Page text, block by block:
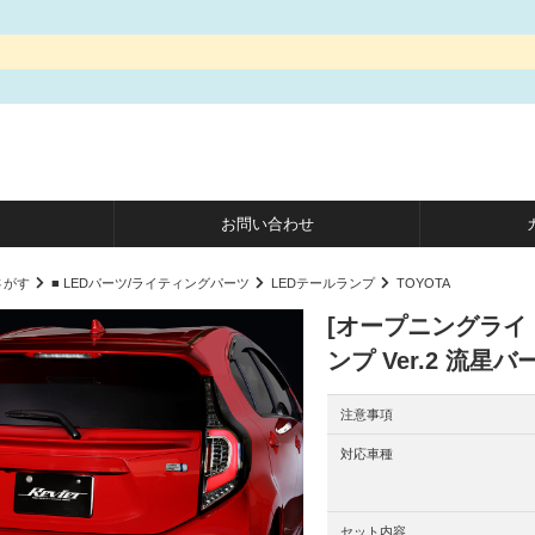
お問い合わせ
がす ■ LEDパーツ/ライティングパーツ LEDテールランプ TOYOTA
[オープニングラ
ンプ Ver.2 流星バ
注意事項
対応車種
セット内容